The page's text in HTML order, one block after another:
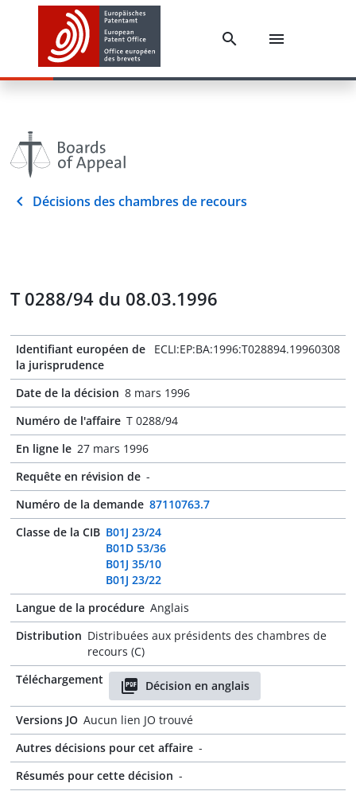
Décisions des chambres de recours
T 0288/94 du 08.03.1996
Identifiant européen de
la jurisprudence
ECLI:EP:BA:1996:T028894.19960308
Date de la décision 8 mars 1996
Numéro de l'affaire T 0288/94
En ligne le 27 mars 1996
Requête en révision de -
Numéro de la demande 87110763.7
Classe de la CIB B01J 23/24
B01D 53/36
B01J 35/10
B01J 23/22
Langue de la procédure Anglais
Distribution Distribuées aux présidents des chambres de
recours (C)
Téléchargement
Décision en anglais
Versions JO Aucun lien JO trouvé
Autres décisions pour cet affaire -
Résumés pour cette décision -